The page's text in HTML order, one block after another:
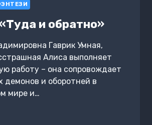
и обратно»
Гаврик Умная,
Алиса выполняет
работу – она сопровождает
демонов и оборотней в
мире и…